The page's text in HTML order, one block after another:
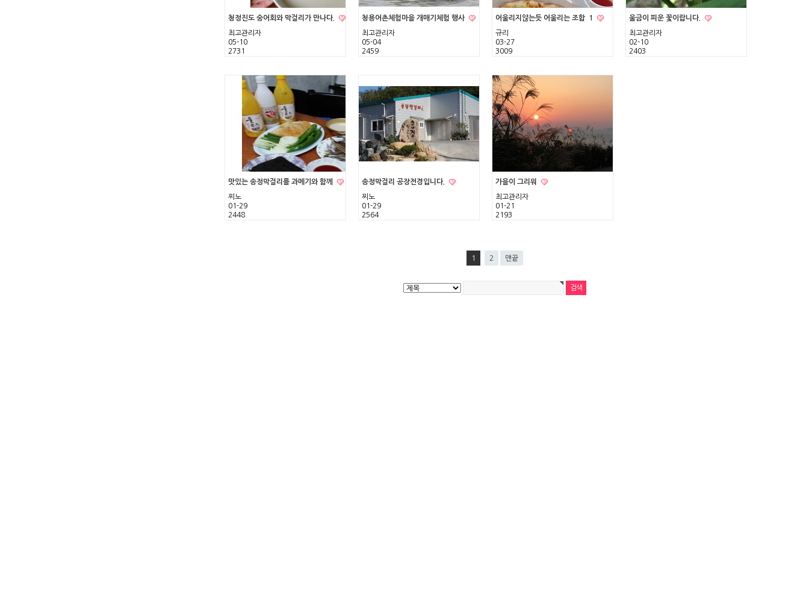
청정진도 숭어회와 막걸리가 만나다.
최고관리자
05-10
2731
청용어촌체험마을 개매기체험 행사
최고관리자
05-04
2459
어울리지않는듯 어울리는 조합 1
규리
03-27
3009
울금이 피운 꽃이랍니다.
최고관리자
02-10
2403
맛있는 송정막걸리를 과메기와 함께
찌노
01-29
2448
송정막걸리 공장전경입니다.
찌노
01-29
2564
가을이 그리워
최고관리자
01-21
2193
1 2 맨끝